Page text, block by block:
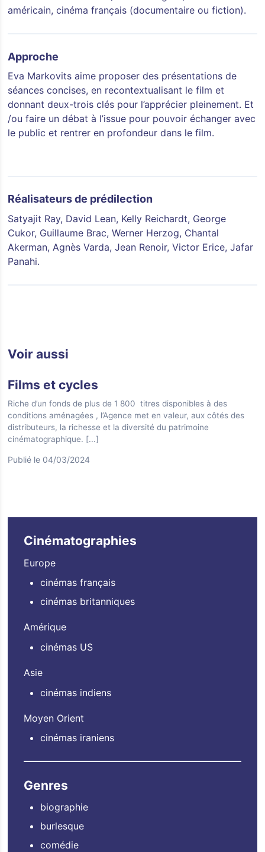
américain, cinéma français (documentaire ou fiction).
Approche
Eva Markovits aime proposer des présentations de
séances concises, en recontextualisant le film et
donnant deux-trois clés pour l’apprécier pleinement. Et
/ou faire un débat à l’issue pour pouvoir échanger avec
le public et rentrer en profondeur dans le film.
Réalisateurs de prédilection
Satyajit Ray, David Lean, Kelly Reichardt, George
Cukor, Guillaume Brac, Werner Herzog, Chantal
Akerman, Agnès Varda, Jean Renoir, Victor Erice, Jafar
Panahi.
Voir aussi
Films et cycles
Riche d’un fonds de plus de 1 800 titres disponibles à des
conditions aménagées , l’Agence met en valeur, aux côtés des
distributeurs, la richesse et la diversité du patrimoine
cinématographique. [...]
Publié le 04/03/2024
Cinématographies
Europe
cinémas français
cinémas britanniques
Amérique
cinémas US
Asie
cinémas indiens
Moyen Orient
cinémas iraniens
Genres
biographie
burlesque
comédie